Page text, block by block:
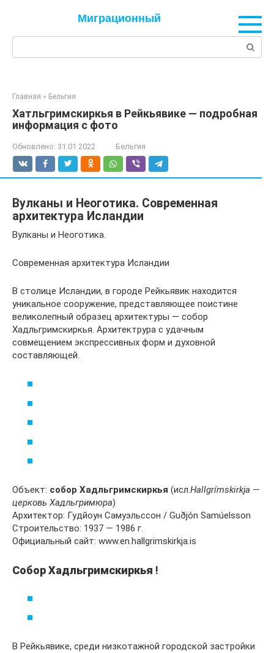
Миграционный
Главная » Бельгия
Хатльгримскиркья в Рейкьявике — подробная
информация с фото
Обновлено: 31.01.2022 Бельгия
Вулканы и Неоготика. Современная
архитектура Исландии
Вулканы и Неоготика.
Современная архитектура Исландии
В столице Исландии, в городе Рейкьявик находится
уникальное сооружение, представляющее поистине
великолепный образец архитектуры — собор
Хадльгримскиркья. Архитектрура с удачным
совмещением экспрессивных форм и духовной
составляющей.
Объект: собор Хадльгримскиркья (исл.Hallgrímskirkja —
церковь Хадльгримюра)
Архитектор: Гудйоун Самуэльссон / Guðjón Samúelsson
Строительство: 1937 — 1986 г.
Официальный сайт: www.en.hallgrimskirkja.is
Собор Хадльгримскиркья !
В Рейкьявике, среди низкотажной городской застройки